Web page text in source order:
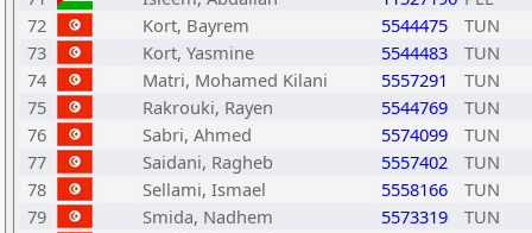
72
Kort, Bayrem 5544475
TUN
73
Kort, Yasmine 5544483
TUN
74
Matri, Mohamed Kilani 5557291
TUN
75
Rakrouki, Rayen 5544769
TUN
76
Sabri, Ahmed 5574099
TUN
77
Saidani, Ragheb 5557402
TUN
78
Sellami, Ismael 5558166
TUN
79
Smida, Nadhem 5573319
TUN